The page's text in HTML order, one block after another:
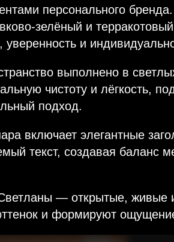
персонального
зелёный и
уверенность и
выполнено в
чистоту и лёгкость,
подход.
включает элегантные
текст, создавая баланс
— открытые,
и формируют